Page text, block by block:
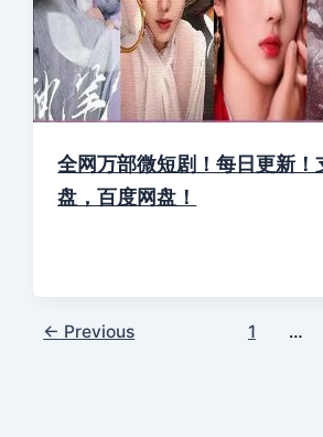
全网万部微短剧！每日更新！
盘，百度网盘！
← Previous 1 …